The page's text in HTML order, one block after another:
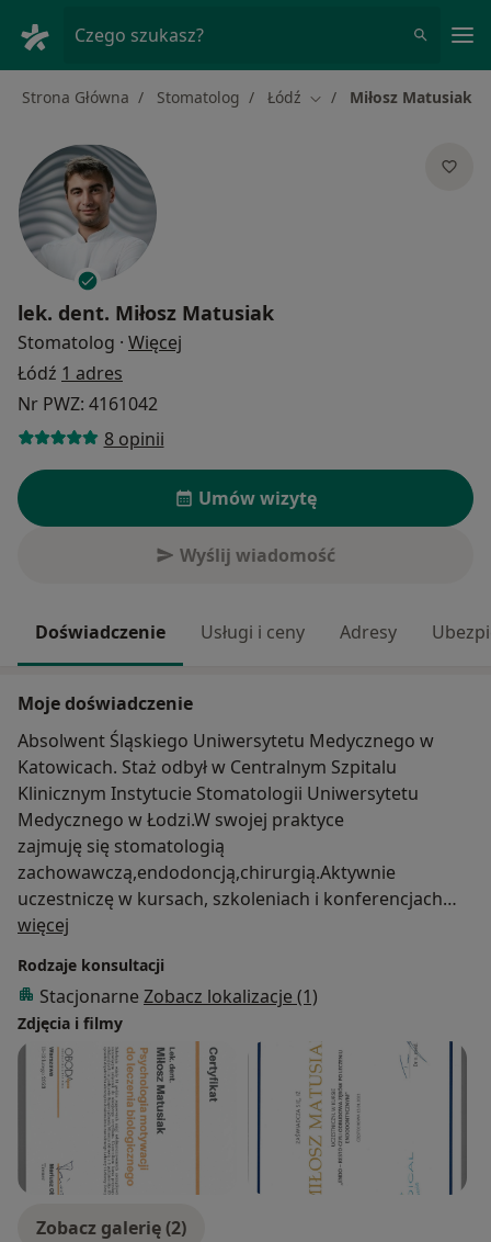
Czego szukasz?
Strona Główna Stomatolog Łódź Zmień miasto
Miłosz Matusiak
lek. dent. Miłosz Matusiak
Stomatolog · Więcej
Łódź 1 adres
Nr PWZ: 4161042
8 opinii
Umów wizytę
Wyślij wiadomość
Doświadczenie Usługi i ceny Adresy
Moje doświadczenie
Absolwent Śląskiego Uniwersytetu Medycznego w
Katowicach. Staż odbył w Centralnym Szpitalu
Klinicznym Instytucie Stomatologii Uniwersytetu
Medycznego w Łodzi.W swojej praktyce
zajmuję się stomatologią
zachowawczą,endodoncją,chirurgią.Aktywnie
uczestniczę w kursach, szkoleniach i konferencjach
naukowych.W wolnej chwili interesuję się
więcej
Rodzaje konsultacji
Stacjonarne Zobacz lokalizacje (1)
Zdjęcia i filmy
Zobacz galerię (2)